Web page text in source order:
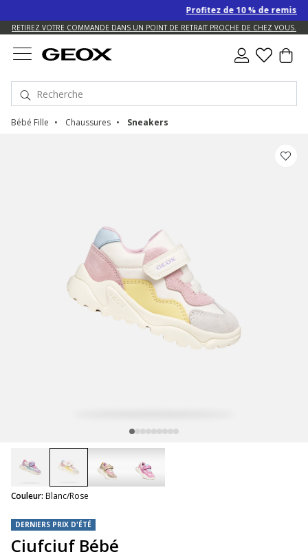
Profitez de 10 % de remise
RETIREZ VOTRE COMMANDE DANS UN POINT DE RETRAIT PROCHE DE CHEZ VOUS.
Bébé Fille Chaussures Sneakers
DERNIERS PRIX D'ÉTÉ
Ciufciuf Bébé
Couleur: Blanc/Rose
selected